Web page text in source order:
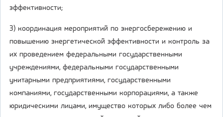
эффективности;
3) координация мероприятий по энергосбережению и
повышению энергетической эффективности и контроль за
их проведением федеральными государственными
учреждениями, федеральными государственными
унитарными предприятиями, государственными
компаниями, государственными корпорациями, а также
юридическими лицами, имущество которых либо более чем